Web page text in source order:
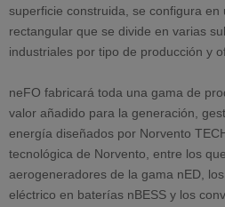
superficie construida, se configura en
rectangular que se divide en varias
industriales por tipo de producción y
neFO fabricará toda una gama de
valor añadido para la generación,
energía diseñados por Norvento
tecnológica de Norvento, entre los
aerogeneradores de la gama nED,
eléctrico en baterías nBESS y los